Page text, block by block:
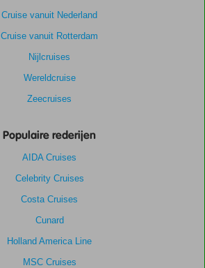
Cruise vanuit Nederland
Cruise vanuit Rotterdam
Nijlcruises
Wereldcruise
Zeecruises
Populaire rederijen
AIDA Cruises
Celebrity Cruises
Costa Cruises
Cunard
Holland America Line
MSC Cruises